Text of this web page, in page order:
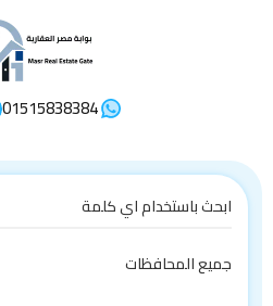
01515838384
جميع المحافظات